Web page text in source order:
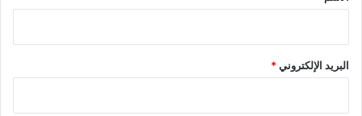
البريد الإلكتروني*